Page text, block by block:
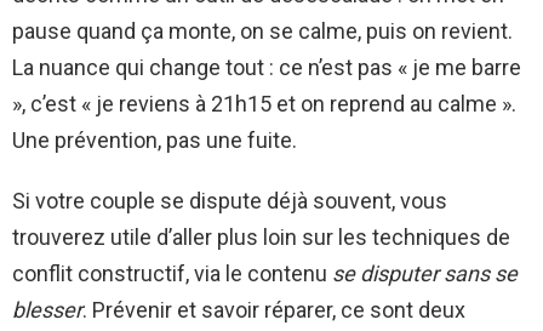
pause quand ça monte, on se calme, puis on revient.
La nuance qui change tout : ce n’est pas « je me barre
», c’est « je reviens à 21h15 et on reprend au calme ».
Une prévention, pas une fuite.
Si votre couple se dispute déjà souvent, vous
trouverez utile d’aller plus loin sur les techniques de
conflit constructif, via le contenu se disputer sans se
blesser. Prévenir et savoir réparer, ce sont deux